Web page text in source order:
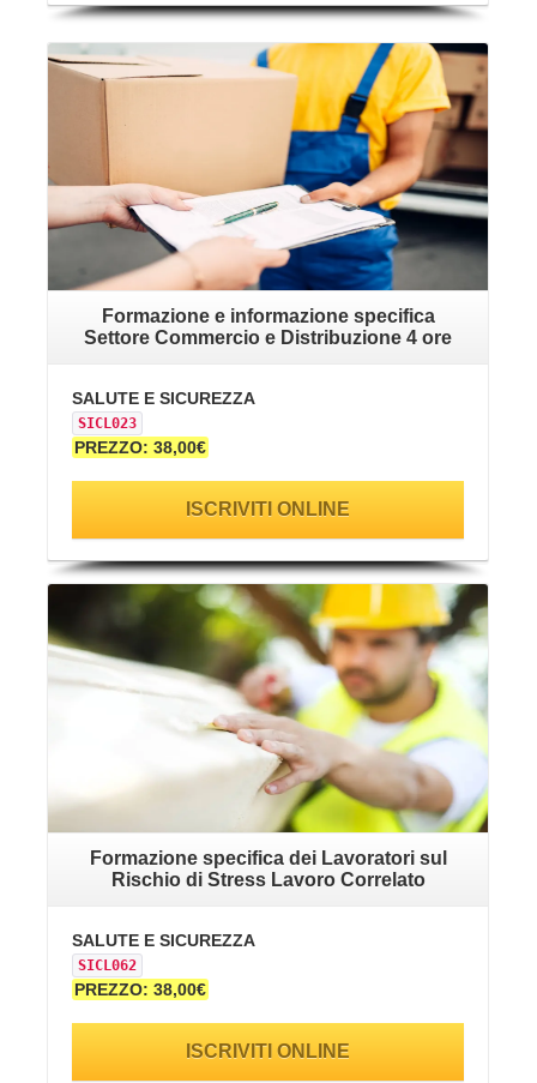
VAI ALLA SCHEDA
Formazione e informazione specifica
Settore Commercio e Distribuzione 4 ore
SALUTE E SICUREZZA
SICL023
PREZZO: 38,00€
ISCRIVITI ONLINE
VAI ALLA SCHEDA
Formazione specifica dei Lavoratori sul
Rischio di Stress Lavoro Correlato
SALUTE E SICUREZZA
SICL062
PREZZO: 38,00€
ISCRIVITI ONLINE